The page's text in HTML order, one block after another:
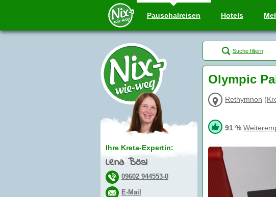
Pauschalreisen Hotels
Ihre Kreta-Expertin:
Lena Bösl
09602 944553-0
E-Mail
Suche filtern
Olympic
Rethymnon (
91 %